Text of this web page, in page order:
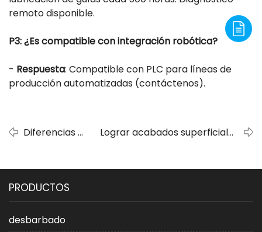
remoto disponible.
P3: ¿Es compatible con integración robótica?
- Respuesta: Compatible con PLC para líneas de
producción automatizadas (contáctenos).
Diferencias y
desbarbado
Lograr acabados superficiales
PRODUCTOS
desbarbado